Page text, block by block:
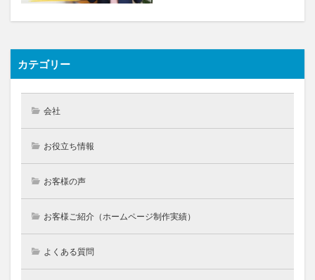
カテゴリー
会社
お役立ち情報
お客様の声
お客様ご紹介（ホームページ制作実績）
よくある質問